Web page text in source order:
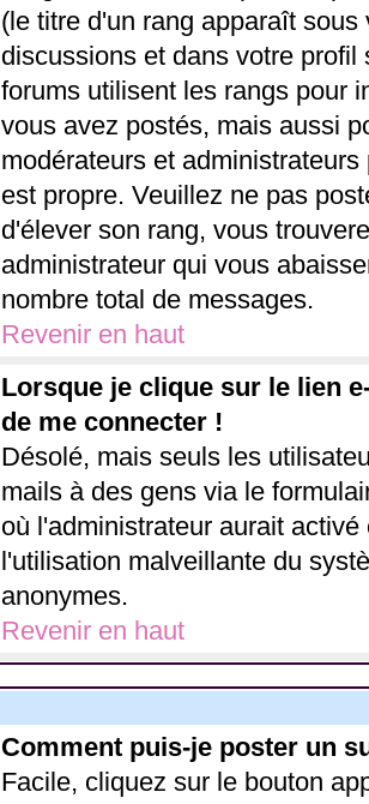
(le titre d'un rang apparaît
discussions et dans votre
forums utilisent les rangs pour
vous avez postés, mais aussi
modérateurs et
est propre. Veuillez ne pas
d'élever son rang, vous
administrateur qui vous
nombre total de messages.
Revenir en haut
Lorsque je clique sur le lien
de me connecter !
Désolé, mais seuls les
mails à des gens via le
où l'administrateur aurait
l'utilisation malveillante du
anonymes.
Revenir en haut
Comment puis-je poster un
Facile, cliquez sur le bouton